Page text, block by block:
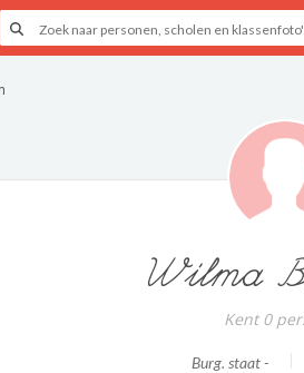
Wilma
Kent 0
Burg. staat -